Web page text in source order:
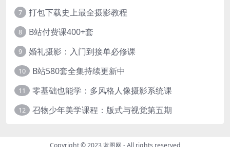
7 打包下载史上最全摄影教程
8 B站付费课400+套
9 婚礼摄影：入门到接单必修课
10 B站580套全集持续更新中
11 零基础也能学：多风格人像摄影系统课
12 召物少年美学课程：版式与视觉第五期
Copyright © 2023蓝图网 - All rights reserved